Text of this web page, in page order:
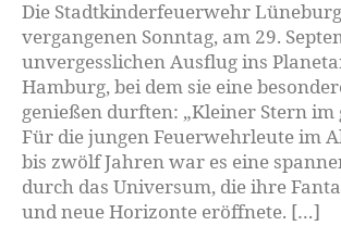
Die Stadtkinderfeuerwehr
vergangenen Sonntag, am 29.
unvergesslichen Ausflug ins
Hamburg, bei dem sie eine
genießen durften: „Kleiner Stern im
Für die jungen Feuerwehrleute im
bis zwölf Jahren war es eine
durch das Universum, die ihre
und neue Horizonte eröffnete. […]